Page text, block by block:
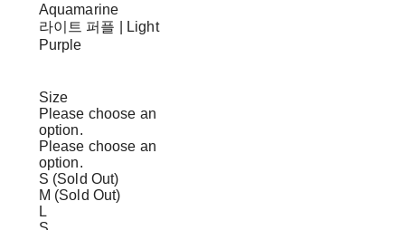
Aquamarine
라이트 퍼플 | Light
Purple
Size
Please choose an
option.
Please choose an
option.
S (Sold Out)
M (Sold Out)
L